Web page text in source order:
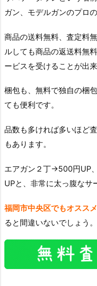
ガン、モデルガンのプロ
商品の送料無料、査定料
ルしても商品の返送料無
ービスを受けることが出
梱包も、無料で独自の梱
ても便利です。
品数も多ければ多いほど
もあります。
エアガン２丁→500円UP
UPと、非常に太っ腹なサ
福岡市中央区でもオスス
ると間違いないでしょう。